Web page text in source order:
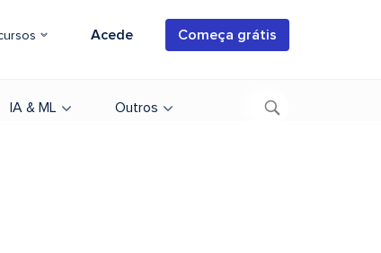
Acede Começa grátis
IA & ML Outros